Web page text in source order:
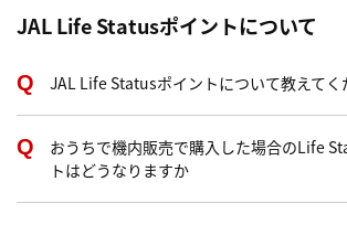
JAL Life Statusポイントについて
JAL Life Statusポイントについて教えてく
おうちで機内販売で購入した場合のLife
トはどうなりますか